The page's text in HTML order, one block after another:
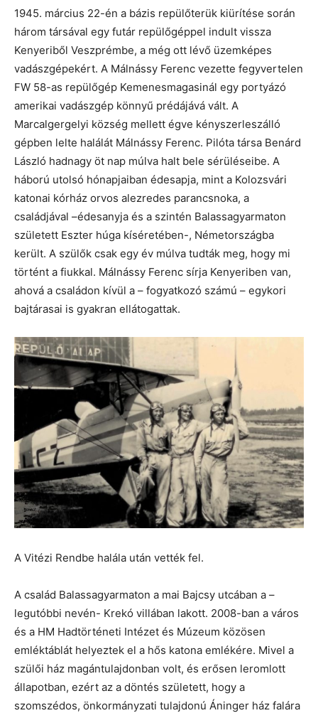
1945. március 22-én a bázis repülőterük kiürítése során
három társával egy futár repülőgéppel indult vissza
Kenyeriből Veszprémbe, a még ott lévő üzemképes
vadászgépekért. A Málnássy Ferenc vezette fegyvertelen
FW 58-as repülőgép Kemenesmagasinál egy portyázó
amerikai vadászgép könnyű prédájává vált. A
Marcalgergelyi község mellett égve kényszerleszálló
gépben lelte halálát Málnássy Ferenc. Pilóta társa Benárd
László hadnagy öt nap múlva halt bele sérüléseibe. A
háború utolsó hónapjaiban édesapja, mint a Kolozsvári
katonai kórház orvos alezredes parancsnoka, a
családjával –édesanyja és a szintén Balassagyarmaton
született Eszter húga kíséretében-, Németországba
került. A szülők csak egy év múlva tudták meg, hogy mi
történt a fiukkal. Málnássy Ferenc sírja Kenyeriben van,
ahová a családon kívül a – fogyatkozó számú – egykori
bajtárasai is gyakran ellátogattak.
A Vitézi Rendbe halála után vették fel.
A család Balassagyarmaton a mai Bajcsy utcában a –
legutóbbi nevén- Krekó villában lakott. 2008-ban a város
és a HM Hadtörténeti Intézet és Múzeum közösen
emléktáblát helyeztek el a hős katona emlékére. Mivel a
szülői ház magántulajdonban volt, és erősen leromlott
állapotban, ezért az a döntés született, hogy a
szomszédos, önkormányzati tulajdonú Áninger ház falára